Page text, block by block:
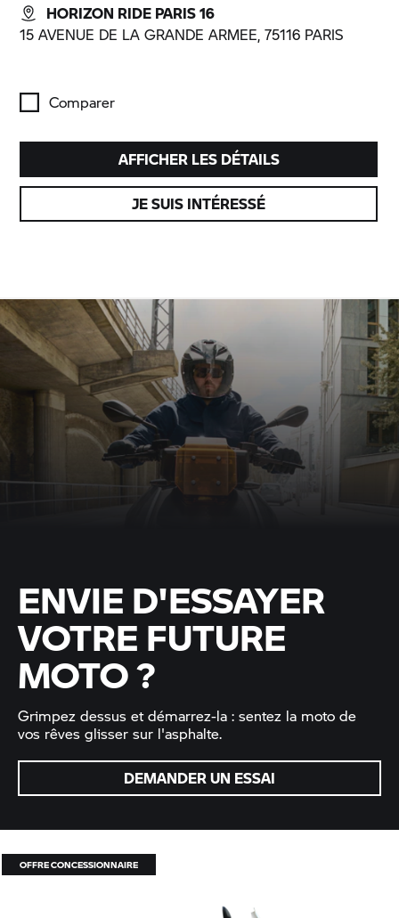
AFFICHER LES DÉTAILS
JE SUIS INTÉRESSÉ
HORIZON RIDE PARIS 16
15 AVENUE DE LA GRANDE ARMEE, 75116 PARIS
Comparer
ENVIE D'ESSAYER
VOTRE FUTURE
MOTO ?
Grimpez dessus et démarrez-la : sentez la moto de
vos rêves glisser sur l'asphalte.
DEMANDER UN ESSAI
OFFRE CONCESSIONNAIRE